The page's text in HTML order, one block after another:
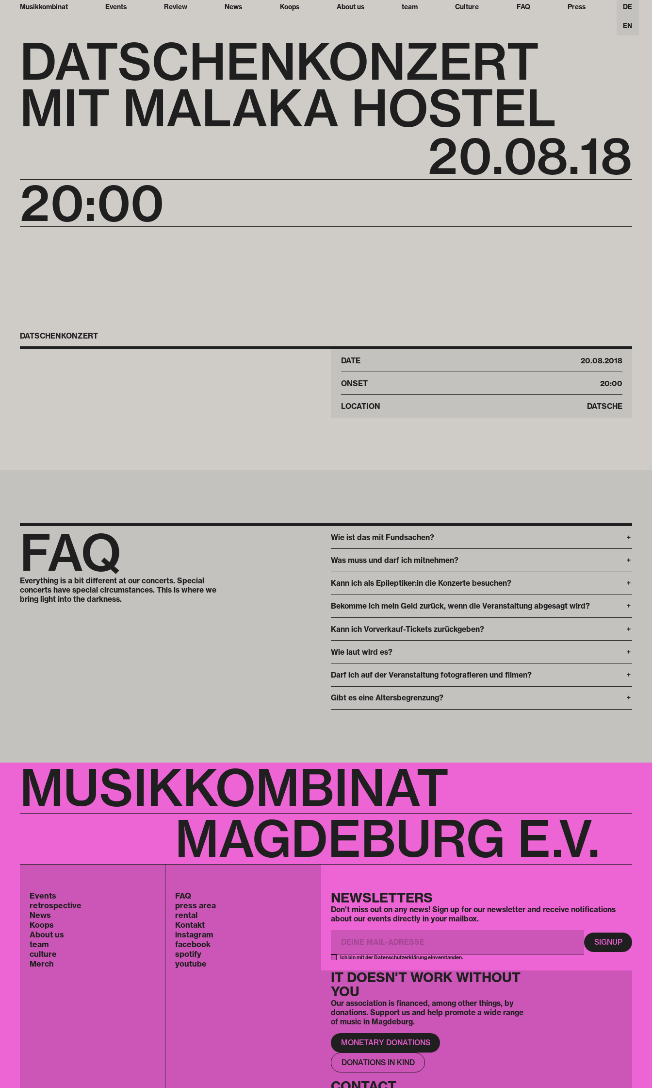
Musikkombinat Events Review News Koops About us team Culture FAQ Press DE
EN
DATSCHEN­KONZERT
MIT MALAKA HOSTEL
20.08.18
20:00
DATSCHENKONZERT
DATE 20.08.2018
ONSET 20:00
LOCATION DATSCHE
FAQ
Everything is a bit different at our concerts. Special
concerts have special circumstances. This is where we
bring light into the darkness.
Wie ist das mit Fundsachen? +
Was muss und darf ich mitnehmen? +
Kann ich als Epileptiker:in die Konzerte besuchen? +
Bekomme ich mein Geld zurück, wenn die Veranstaltung abgesagt wird? +
Kann ich Vorverkauf-Tickets zurückgeben? +
Wie laut wird es? +
Darf ich auf der Veranstaltung fotografieren und filmen? +
Gibt es eine Altersbegrenzung? +
MUSIKKOMBINAT
MAGDEBURG E.V.
Events
retrospective
News
Koops
About us
team
culture
Merch
FAQ
press area
rental
Kontakt
instagram
facebook
spotify
youtube
NEWSLETTERS
Don't miss out on any news! Sign up for our newsletter and receive notifications
about our events directly in your mailbox.
Ich bin mit der Datenschutzerklärung einverstanden.
IT DOESN'T WORK WITHOUT
YOU
Our association is financed, among other things, by
donations. Support us and help promote a wide range
of music in Magdeburg.
MONETARY DONATIONS
DONATIONS IN KIND